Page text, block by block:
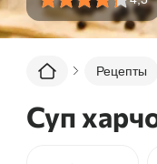
Рецепты
Суп